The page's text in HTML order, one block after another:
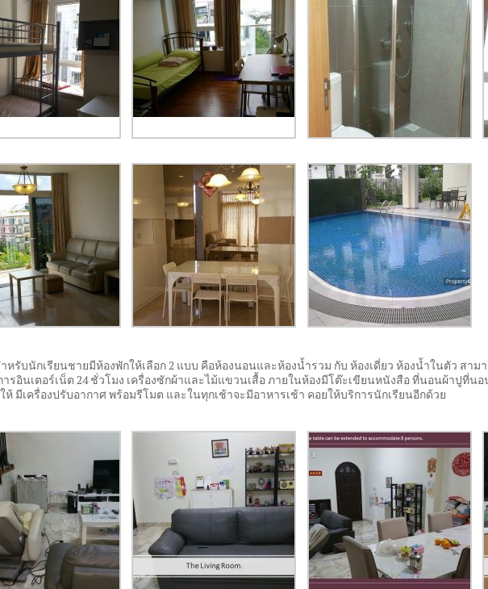
หรับนักเรียนชายมีห้องพักให้เลือก2 แบบ คือห้องนอนและห้องน้ำรวม กับ ห้องเดี่ยว ห้องน้ำในตัว สาม
รอินเตอร์เน็ต 24ชั่วโมง เครื่องซักผ้าและไม้แขวนเสื้อ ภายในห้องมีโต๊ะเขียนหนังสือ ที่นอนผ้าปูที่นอ
มีเครื่องปรับอากาศ พร้อมรีโมต และในทุกเช้าจะมีอาหารเช้า คอยให้บริการนักเรียนอีกด้วย